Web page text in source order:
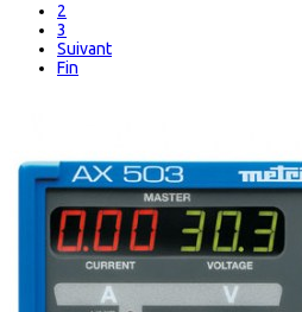
2
3
Suivant
Fin